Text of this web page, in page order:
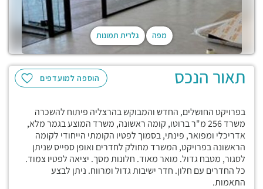
מפה גלרית תמונות
הוספה למועדפים תאור הנכס
בפרויקט החושלים, החדש והמבוקש בהרצליה פיתוח להשכרה
משרד 256 מ"ר ברוטו, קומה ראשונה, משרד המוצע בגמר מלא,
אדריכלי ומפואר, פינתי, בסמוך לפטיו הקומתי הייחודי לקומה
הראשונה בפרויקט, המשרד מחולק לחדרים ואופן ספייס שניתן
לסגור, מטבח גדול. מואר מאוד. חלונות מסך. יציאה לפטיו צמוד.
כל החדרים עם חלון. חדר ישיבות גדול ומרווח. ניתן לבצע
התאמות.